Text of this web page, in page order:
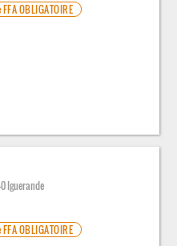
OBLIGATOIRE
Iguerande
OBLIGATOIRE